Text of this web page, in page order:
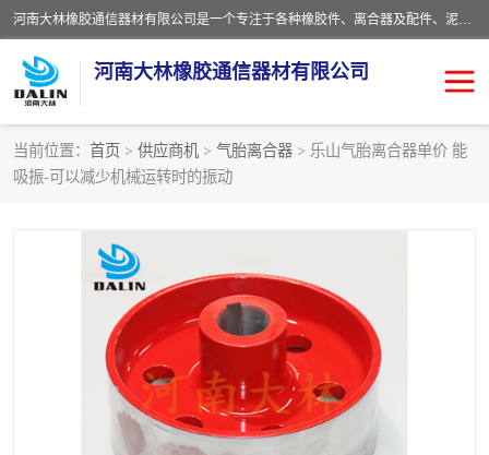
河南大林橡胶通信器材有限公司是一个专注于各种橡胶件、离合器及配件、泥浆泵及配件等产品设计制造和加工的企业。产品应用于矿山、冶金、石油、钢铁、化工、水泥、船舶、造纸、通用机械等各种大功率机械传动或制动装置。
河南大林橡胶通信器材有限公司
当前位置： 首页 > 供应商机 > 气胎离合器 > 乐山气胎离合器单价 能
吸振-可以减少机械运转时的振动
推盘离合器
VC离合器
PO隔膜离合器 气胎离合器
泥浆泵空气包胶囊 气动元件
DY隔膜式离合器 CB离合器